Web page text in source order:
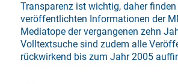
Transparenz ist wichtig, daher
veröffentlichten Informationen der
Mediatope der vergangenen zehn
Volltextsuchesind zudem alle
rückwirkend bis zum Jahr 2005